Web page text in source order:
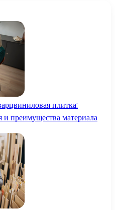
плитка:
преимущества материала